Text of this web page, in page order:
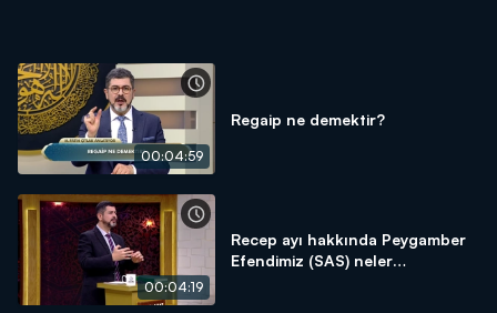
00:04:59
Regaip ne demektir?
00:04:19
Recep ayı hakkında Peygamber
Efendimiz (SAS) neler